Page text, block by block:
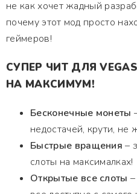
не как хочет жадный
почему этот мод просто
геймеров!
СУПЕР ЧИТ ДЛЯ
НА МАКСИМУМ!
Бесконечные монеты
недостачей, крути, не
Быстрые вращения –
слоты на максималках!
Открытые все слоты